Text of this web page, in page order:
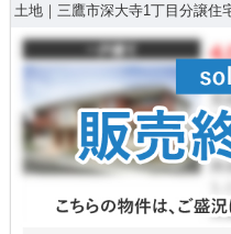
土地｜三鷹市深大寺1丁目分譲住